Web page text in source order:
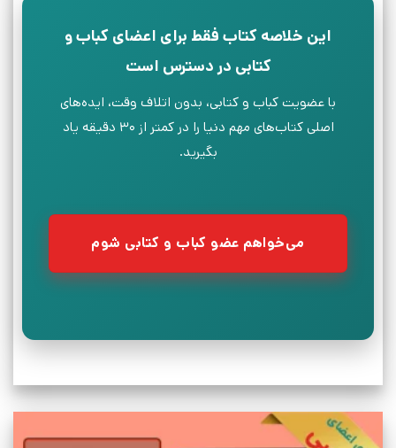
این خلاصه کتاب فقط برای اعضای کباب و
کتابی در دسترس است
با عضویت کباب و کتابی، بدون اتلاف وقت، ایده‌های
اصلی کتاب‌های مهم دنیا را در کمتر از ۳۰ دقیقه یاد
بگیرید.
می‌خواهم عضو کباب و کتابی شوم